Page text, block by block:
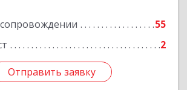
55
2
Отправить заявку
Отправить заявку